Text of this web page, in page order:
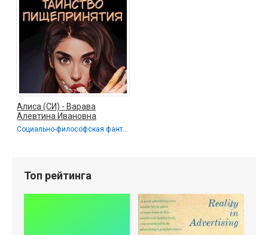
Алиса (СИ) - Варава
Алевтина Ивановна
Социально-философская фантастика / Попаданцы
Топ рейтинга